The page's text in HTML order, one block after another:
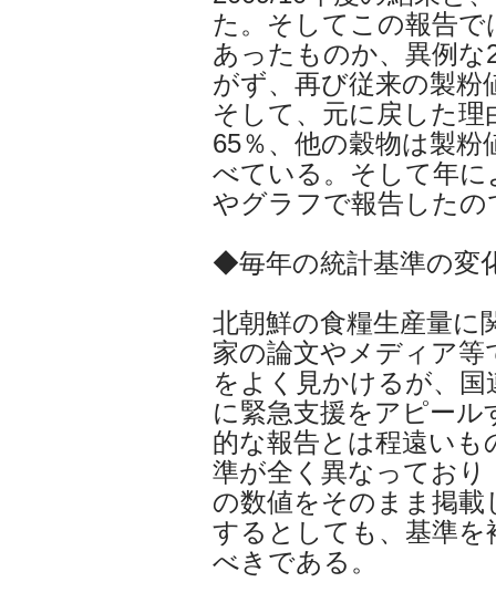
た。そしてこの報告
あったものか、異例な
がず、再び従来の製
そして、元に戻した
65％、他の穀物は製
べている。そして年
やグラフで報告したの
◆毎年の統計基準の変
北朝鮮の食糧生産量に
家の論文やメディア
をよく見かけるが、国
に緊急支援をアピー
的な報告とは程遠いも
準が全く異なっており
の数値をそのまま掲
するとしても、基準
べきである。